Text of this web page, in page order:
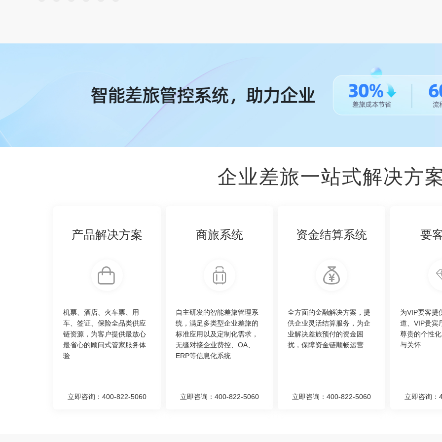
企业差旅一站式解决方
产品解决方案
机票、酒店、火车票、用
车、签证、保险全品类供应
链资源，为客户提供最放心
最省心的顾问式管家服务体
验
立即咨询：400-822-5060
商旅系统
自主研发的智能差旅管理系
统，满足多类型企业差旅的
标准应用以及定制化需求，
无缝对接企业费控、OA、
ERP等信息化系统
立即咨询：400-822-5060
资金结算系统
全方面的金融解决方案，提
供企业灵活结算服务，为企
业解决差旅预付的资金困
扰，保障资金链顺畅运营
立即咨询：400-822-5060
要
为VIP要客提
道、VIP贵宾
尊贵的个性
与关怀
立即咨询：